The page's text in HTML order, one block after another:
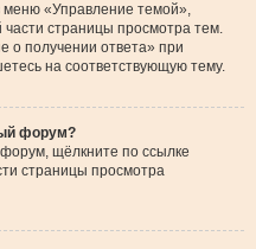
меню «Управление темой»,
части страницы просмотра тем.
о получении ответа» при
на соответствующую тему.
форум?
щёлкните по ссылке
страницы просмотра